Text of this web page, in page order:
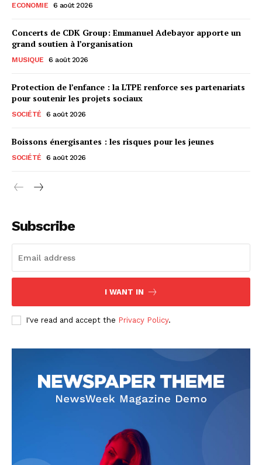
ECONOMIE 6 août 2026
Concerts de CDK Group: Emmanuel Adebayor apporte un
grand soutien à l’organisation
MUSIQUE 6 août 2026
Protection de l’enfance : la LTPE renforce ses partenariats
pour soutenir les projets sociaux
SOCIÉTÉ 6 août 2026
Boissons énergisantes : les risques pour les jeunes
SOCIÉTÉ 6 août 2026
Subscribe
I WANT IN
I've read and accept the Privacy Policy.